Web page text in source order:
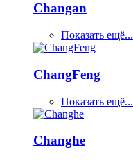
Changan
Показать ещё...
ChangFeng
Показать ещё...
Changhe